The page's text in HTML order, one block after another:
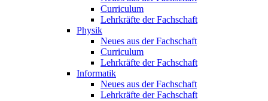
Curriculum
Lehrkräfte der Fachschaft
Physik
Neues aus der Fachschaft
Curriculum
Lehrkräfte der Fachschaft
Informatik
Neues aus der Fachschaft
Lehrkräfte der Fachschaft